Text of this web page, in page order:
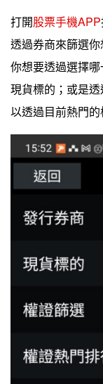
打開股票手機APP
透過券商來篩選
你想要透過選擇
現貨標的；或是
以透過目前熱門